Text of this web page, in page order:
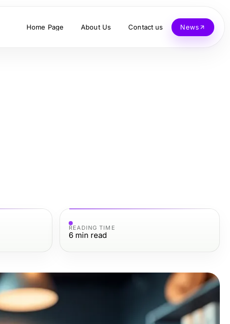
Home Page About Us Contact us News
READING TIME
6 min read